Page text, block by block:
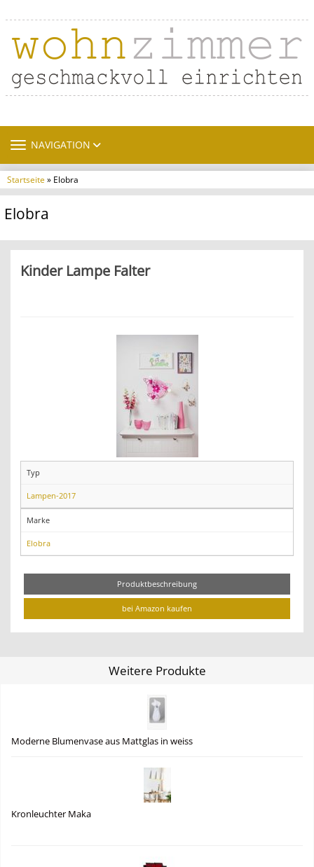
TOGGLE NAVIGATION
NAVIGATION
Startseite» Elobra
Elobra
Kinder Lampe Falter
Typ
Lampen-2017
Marke
Elobra
Produktbeschreibung
bei Amazon kaufen
Weitere Produkte
Moderne Blumenvase aus Mattglas in weiss
Kronleuchter Maka